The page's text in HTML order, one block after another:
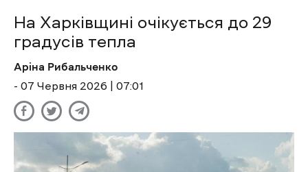
На Харківщині очікується до 29
градусів тепла
Аріна Рибальченко
- 07 Червня 2026 | 07:01